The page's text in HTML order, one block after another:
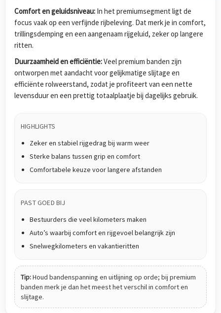
Comfort en geluidsniveau: In het premiumsegment ligt de
focus vaak op een verfijnde rijbeleving. Dat merk je in comfort,
trillingsdemping en een aangenaam rijgeluid, zeker op langere
ritten.
Duurzaamheid en efficiëntie:Veel premium banden zijn
ontworpen met aandacht voor gelijkmatige slijtage en
efficiënte rolweerstand, zodat je profiteert van een nette
levensduur en een prettig totaalplaatje bij dagelijks gebruik.
HIGHLIGHTS
Zeker en stabiel rijgedrag bij warm weer
Sterke balans tussen grip en comfort
Comfortabele keuze voor langere afstanden
PAST GOED BIJ
Bestuurders die veel kilometers maken
Auto’s waarbij comfort en rijgevoel belangrijk zijn
Snelwegkilometers en vakantieritten
Tip:Houd bandenspanning en uitlijning op orde; bij premium
banden merk je dan het meest het verschil in comfort en
slijtage.